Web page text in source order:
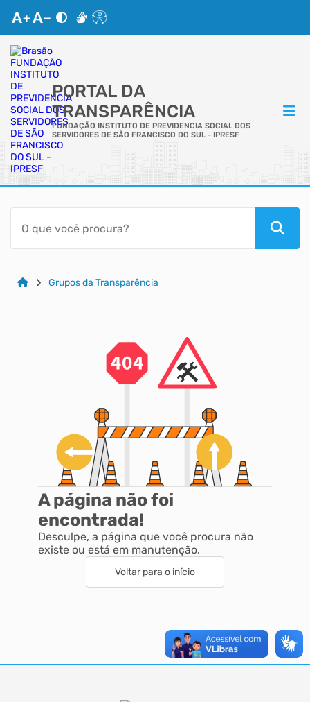
PORTAL DA
TRANSPARÊNCIA
FUNDAÇÃO INSTITUTO DE PREVIDENCIA SOCIAL DOS
SERVIDORES DE SÃO FRANCISCO DO SUL - IPRESF
ACESSO RÁPIDO
Acessibilidade
CidadãoGrupos da Transparência
A página não foi
encontrada!
Desculpe, a página que você procura não
existe ou está em manutenção.
Voltar para o início